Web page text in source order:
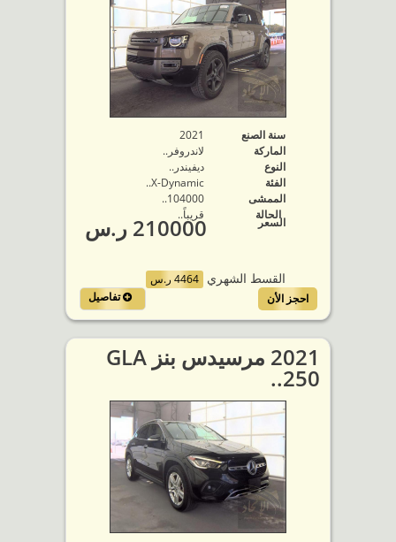
سنة الصنع
2021
الماركة
لاندروفر..
النوع
ديفيندر..
الفئة
X-Dynamic..
الممشى
104000..
الحالة
قريباً..
السعر 210000 ر.س
القسط الشهري 4464 ر.س
تفاصيل
احجز الأن
2021 مرسيدس بنز GLA
250..